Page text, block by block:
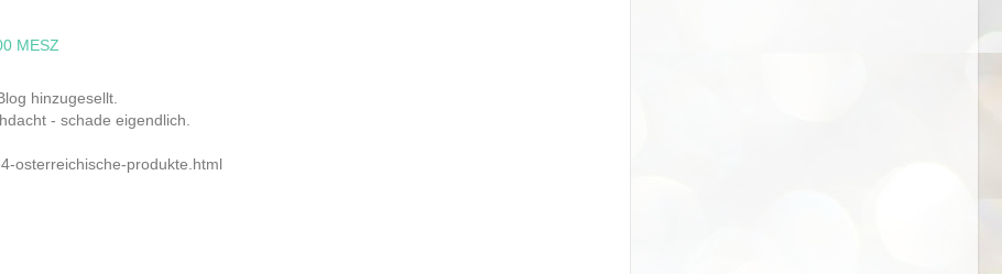
MESZ
hinzugesellt.
- schade eigendlich.
osterreichische-produkte.html